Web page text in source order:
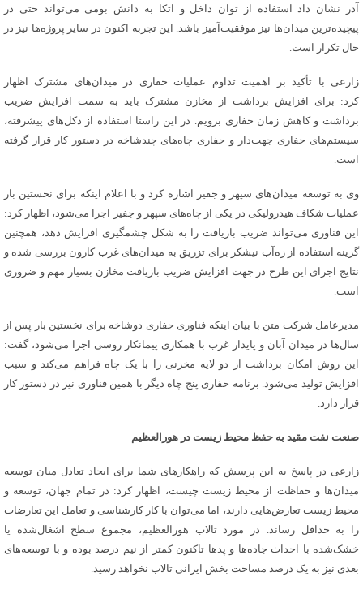
آذر نشان داد استفاده از توان داخل و اتکا به دانش بومی می‌تواند حتی در
پیچیده‌ترین میدان‌ها نیز موفقیت‌آمیز باشد. این تجربه اکنون در سایر پروژه‌ها نیز در
حال تکرار است.
زارعی با تأکید بر اهمیت تداوم عملیات حفاری در میدان‌های مشترک اظهار
کرد: برای افزایش برداشت از مخازن مشترک باید به سمت افزایش ضریب
برداشت و کاهش زمان حفاری برویم. در این راستا استفاده از دکل‌های پیشرفته،
سیستم‌های حفاری جهت‌دار و حفاری چاه‌های چندشاخه در دستور کار قرار گرفته
است.
وی به توسعه میدان‌های سپهر و جفیر اشاره کرد و با اعلام اینکه برای نخستین بار
عملیات شکاف هیدرولیکی در یکی از چاه‌های سپهر و جفیر اجرا می‌شود، اظهار کرد:
این فناوری می‌تواند ضریب بازیافت را به شکل چشمگیری افزایش دهد، همچنین
گزینه استفاده از زه‌آب نیشکر برای تزریق به میدان‌های غرب کارون بررسی شده و
نتایج اجرای این طرح در جهت افزایش ضریب بازیافت مخازن بسیار مهم و ضروری
است.
مدیرعامل شرکت متن با بیان اینکه فناوری حفاری دوشاخه برای نخستین بار پس از
سال‌ها در میدان آبان و پایدار غرب با همکاری پیمانکار روسی اجرا می‌شود، گفت:
این روش امکان برداشت از دو لایه مخزنی را با یک چاه فراهم می‌کند و سبب
افزایش تولید می‌شود. برنامه حفاری پنج چاه دیگر با همین فناوری نیز در دستور کار
قرار دارد.
صنعت نفت مقید به حفظ محیط زیست در هورالعظیم
زارعی در پاسخ به این پرسش که راهکارهای شما برای ایجاد تعادل میان توسعه
میدان‌ها و حفاظت از محیط زیست چیست، اظهار کرد: در تمام جهان، توسعه و
محیط زیست تعارض‌هایی دارند، اما می‌توان با کار کارشناسی و تعامل این تعارضات
را به حداقل رساند. در مورد تالاب هورالعظیم، مجموع سطح اشغال‌شده یا
خشک‌شده با احداث جاده‌ها و پدها تاکنون کمتر از نیم درصد بوده و با توسعه‌های
بعدی نیز به یک درصد مساحت بخش ایرانی تالاب نخواهد رسید.